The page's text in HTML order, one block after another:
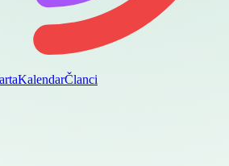
KalendarČlanci